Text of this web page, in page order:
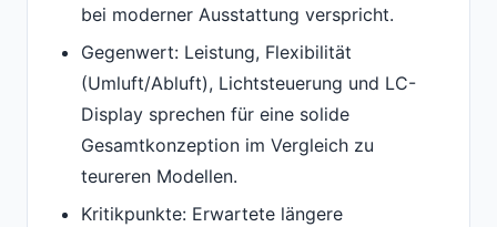
bei moderner Ausstattung verspricht.
Gegenwert: Leistung, Flexibilität
(Umluft/Abluft), Lichtsteuerung und LC-
Display sprechen für eine solide
Gesamtkonzeption im Vergleich zu
teureren Modellen.
Kritikpunkte: Erwartete längere